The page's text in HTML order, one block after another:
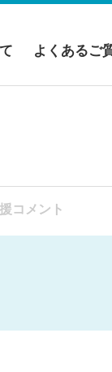
よくあるご
コメント